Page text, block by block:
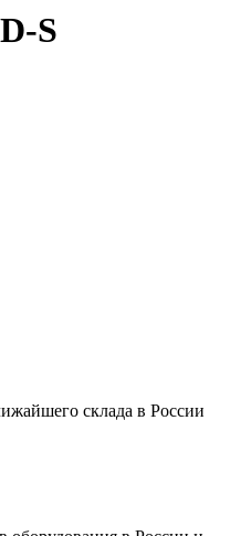
S
склада в России